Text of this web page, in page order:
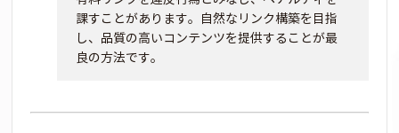
課すことがあります。自然なリンク構築を目指
し、品質の高いコンテンツを提供することが最
良の方法です。